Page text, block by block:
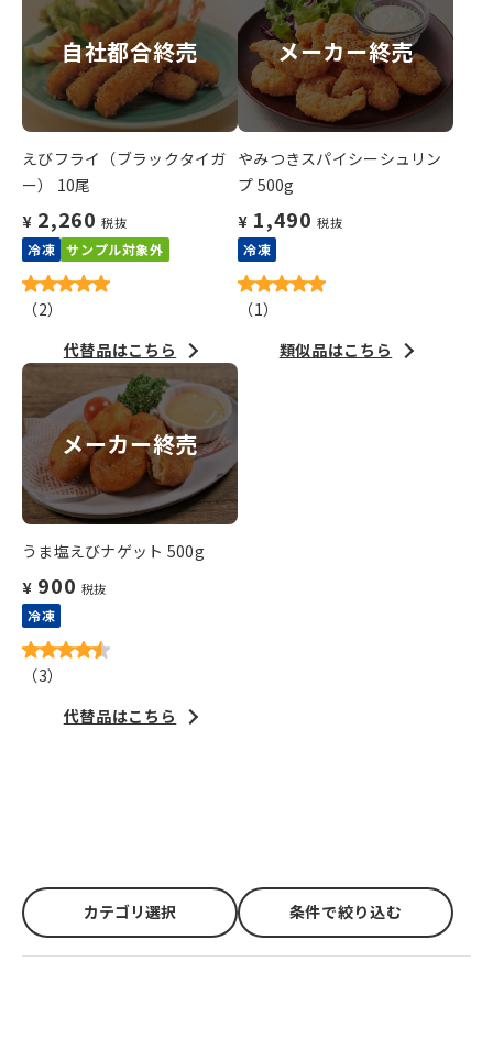
自社都合終売
えびフライ（ブラックタイガ
ー） 10尾
¥ 2,260 税抜
冷凍 サンプル対象外
（2）
代替品はこちら
メーカー終売
やみつきスパイシーシュリン
プ 500g
¥ 1,490 税抜
冷凍
（1）
類似品はこちら
メーカー終売
うま塩えびナゲット 500g
¥ 900 税抜
冷凍
（3）
代替品はこちら
カテゴリ選択 条件で絞り込む